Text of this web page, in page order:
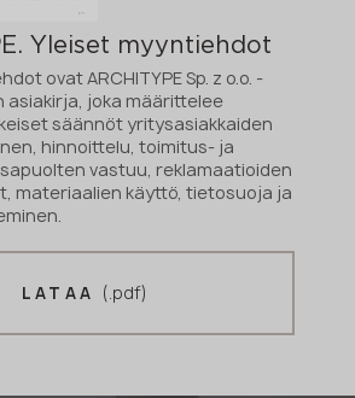
Yleiset myyntiehdot
ovat ARCHITYPE Sp. z o.o. -
asiakirja, joka määrittelee
säännöt yritysasiakkaiden
hinnoittelu, toimitus- ja
vastuu, reklamaatioiden
materiaalien käyttö, tietosuoja ja
LATAA (.pdf)